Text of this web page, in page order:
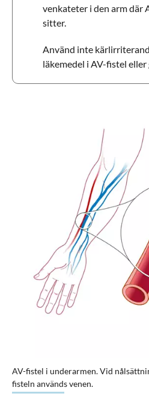
venkateter i den arm där
sitter.
Använd inte
läkemedel i AV-fistel eller
AV-fistel i underarmen. Vid
fisteln används venen.